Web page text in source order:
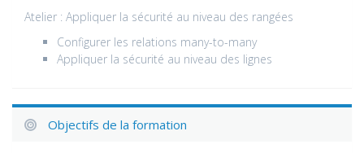
Atelier : Appliquer la sécurité au niveau des rangées
Configurer les relations many-to-many
Appliquer la sécurité au niveau des lignes
Objectifs de la formation